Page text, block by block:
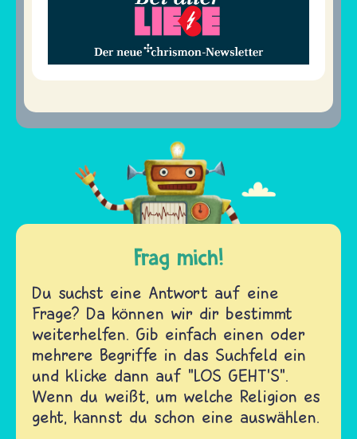
Frag mich!
Du suchst eine Antwort auf eine
Frage? Da können wir dir bestimmt
weiterhelfen. Gib einfach einen oder
mehrere Begriffe in das Suchfeld ein
und klicke dann auf "LOS GEHT'S".
Wenn du weißt, um welche Religion es
geht, kannst du schon eine auswählen.